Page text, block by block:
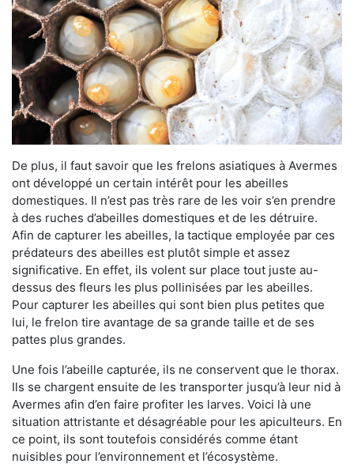
De plus, il faut savoir que les frelons asiatiques à Avermes
ont développé un certain intérêt pour les abeilles
domestiques. Il n’est pas très rare de les voir s’en prendre
à des ruches d’abeilles domestiques et de les détruire.
Afin de capturer les abeilles, la tactique employée par ces
prédateurs des abeilles est plutôt simple et assez
significative. En effet, ils volent sur place tout juste au-
dessus des fleurs les plus pollinisées par les abeilles.
Pour capturer les abeilles qui sont bien plus petites que
lui, le frelon tire avantage de sa grande taille et de ses
pattes plus grandes.
Une fois l’abeille capturée, ils ne conservent que le thorax.
Ils se chargent ensuite de les transporter jusqu’à leur nid à
Avermes afin d’en faire profiter les larves. Voici là une
situation attristante et désagréable pour les apiculteurs. En
ce point, ils sont toutefois considérés comme étant
nuisibles pour l’environnement et l’écosystème.